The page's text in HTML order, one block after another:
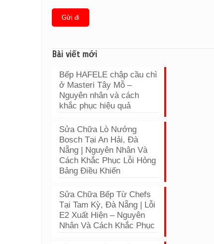
Bài viết mới
Bếp HAFELE chập cầu chì
ở Masteri Tây Mỗ –
Nguyên nhân và cách
khắc phục hiệu quả
Sửa Chữa Lò Nướng
Bosch Tại An Hải, Đà
Nẵng | Nguyên Nhân Và
Cách Khắc Phục Lỗi Hỏng
Bảng Điều Khiển
Sửa Chữa Bếp Từ Chefs
Tại Tam Kỳ, Đà Nẵng | Lỗi
E2 Xuất Hiện – Nguyên
Nhân Và Cách Khắc Phục